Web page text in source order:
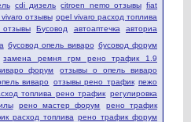
cdi дизель citroen nemo отзывы fiat
отзывы opel vivaro расход топлива
Бусовод автоаптечка авториа
бусовод опель виваро бусовод форум
замена ремня грм рено трафик 1.9
форум
отзывы о опель виваро
виваро отзывы рено трафик пежо
топлива рено трафик регулировка
рено мастер форум
рено трафик
расход топлива рено трафик форум